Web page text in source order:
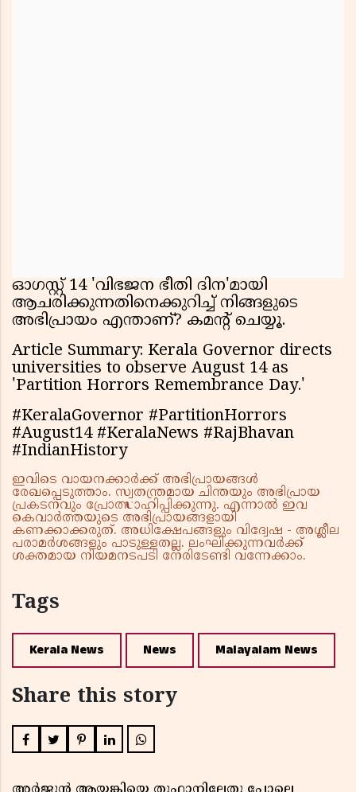
ഓഗസ്റ്റ് 14 'വിഭജന ഭീതി ദിന'മായി
ആചരിക്കുന്നതിനെക്കുറിച്ച് നിങ്ങളുടെ
അഭിപ്രായം എന്താണ്? കമൻ്റ് ചെയ്യൂ.
Article Summary: Kerala Governor directs
universities to observe August 14 as
'Partition Horrors Remembrance Day.'
#KeralaGovernor #PartitionHorrors
#August14 #KeralaNews #RajBhavan
#IndianHistory
ഇവിടെ വായനക്കാർക്ക് അഭിപ്രായങ്ങൾ
രേഖപ്പെടുത്താം. സ്വതന്ത്രമായ ചിന്തയും അഭിപ്രായ
പ്രകടനവും പ്രോത്സാഹിപ്പിക്കുന്നു. എന്നാൽ ഇവ
കെവാർത്തയുടെ അഭിപ്രായങ്ങളായി
കണക്കാക്കരുത്. അധിക്ഷേപങ്ങളും വിദ്വേഷ - അശ്ലീല
പരാമർശങ്ങളും പാടുള്ളതല്ല. ലംഘിക്കുന്നവർക്ക്
ശക്തമായ നിയമനടപടി നേരിടേണ്ടി വന്നേക്കാം.
Tags
Kerala News News Malayalam News
Share this story